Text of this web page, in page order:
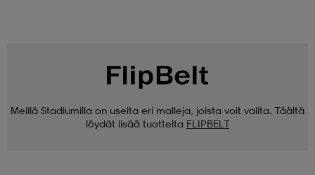
Meillä Stadiumilla on useita eri malleja, joista voit valita. Täältä
löydät lisää tuotteita FLIPBELT